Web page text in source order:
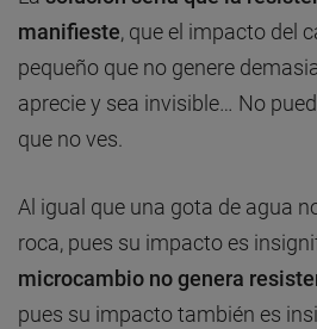
manifieste, que el impacto del
pequeño que no genere
aprecie y sea invisible… No
que no ves.
Al igual que una gota de agua
roca, pues su impacto es
microcambio no genera
pues su impacto también es